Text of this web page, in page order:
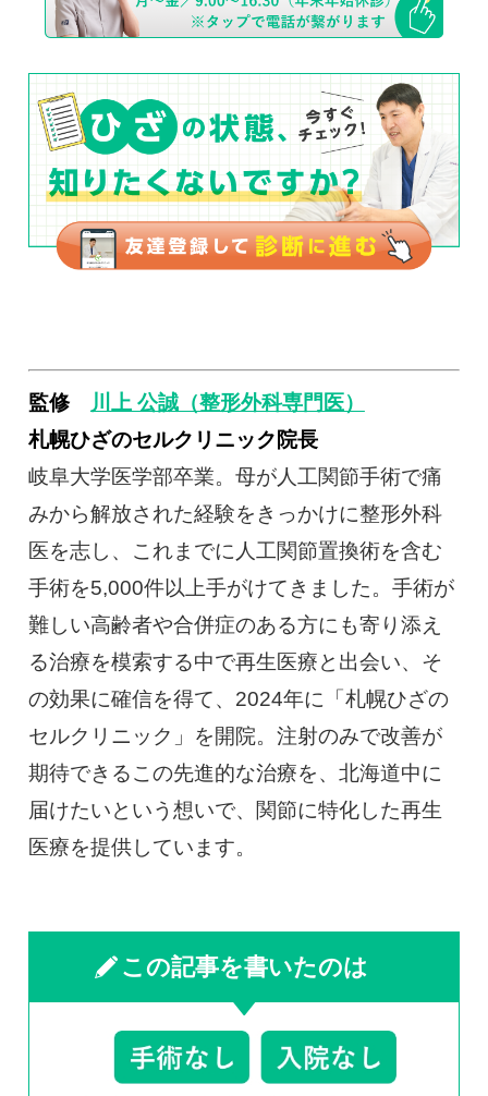
監修
川上 公誠（整形外科専門医）
札幌ひざのセルクリニック院長
岐阜大学医学部卒業。母が人工関節手術で痛
みから解放された経験をきっかけに整形外科
医を志し、これまでに人工関節置換術を含む
手術を5,000件以上手がけてきました。手術が
難しい高齢者や合併症のある方にも寄り添え
る治療を模索する中で再生医療と出会い、そ
の効果に確信を得て、2024年に「札幌ひざの
セルクリニック」を開院。注射のみで改善が
期待できるこの先進的な治療を、北海道中に
届けたいという想いで、関節に特化した再生
医療を提供しています。
この記事を書いたのは